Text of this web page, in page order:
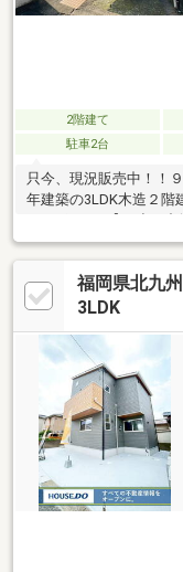
2階建て
駐車2台
只今、現況販売中！！
年建築の3LDK木造２階
小学校・・・約900ｍ
校・・・約800ｍ（徒
日内覧可能です！！マ
談は、「ケイアイエポ
福岡県北九
3LDK